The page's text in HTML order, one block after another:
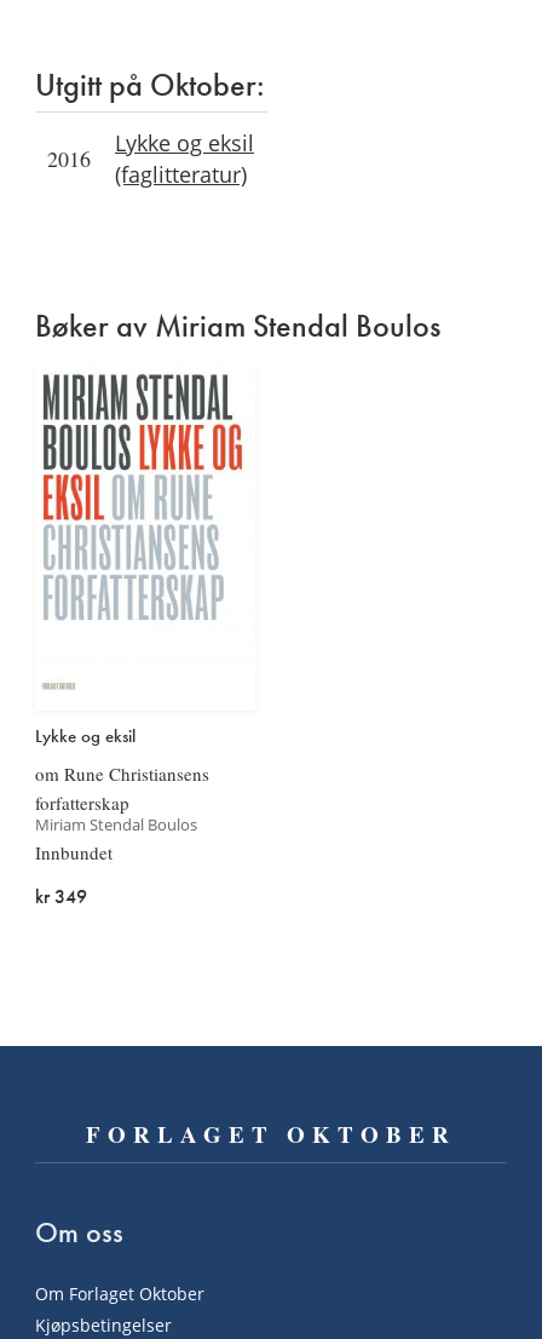
Utgitt på Oktober:
2016
Lykke og eksil
(faglitteratur)
Bøker av Miriam Stendal Boulos
Lykke og eksil
om Rune Christiansens
forfatterskap
Miriam Stendal Boulos
Innbundet
kr 349
FORLAGET OKTOBER
Om oss
Om Forlaget Oktober
Kjøpsbetingelser